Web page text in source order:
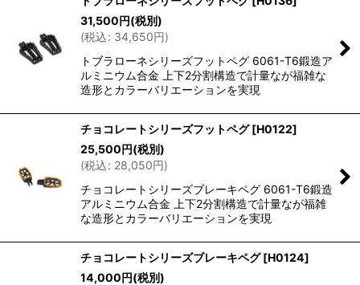
31,500円(税別)
(税込: 34,650円)
トブラローネシリーズフットペグ 6061-T6鍛造ア
ルミニウム合金 上下2分割構造で計量なが福雑な
造形とカラーバリエーションを実現
チョコレートシリーズフットペグ [H0122]
25,500円(税別)
(税込: 28,050円)
チョコレートシリーズブレーキペグ 6061-T6鍛造
アルミニウム合金 上下2分割構造で計量なが福雑
な造形とカラーバリエーションを実現
チョコレートシリーズブレーキペグ [H0124]
14,000円(税別)